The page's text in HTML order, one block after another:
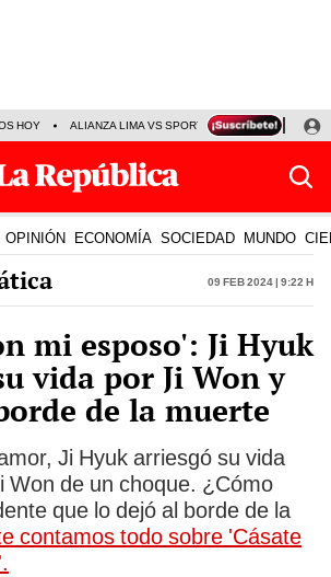
HOY ALIANZA LIMA VS SPORT BOYS JORGE
OPINIÓN ECONOMÍA SOCIEDAD MUNDO
09 Feb 2024 | 9:22 h
mi esposo': Ji Hyuk
vida por Ji Won y
de la muerte
Ji Hyuk arriesgó su vida
Won de un choque. ¿Cómo
que lo dejó al borde de la
contamos todo sobre 'Cásate